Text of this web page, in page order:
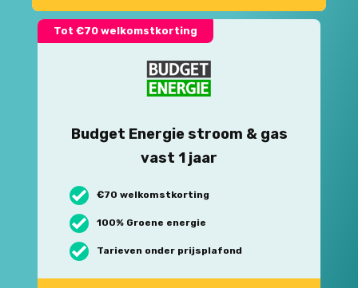
Tot €70 welkomstkorting
Budget Energie stroom & gas
vast 1 jaar
€70 welkomstkorting
100% Groene energie
Tarieven onder prijsplafond